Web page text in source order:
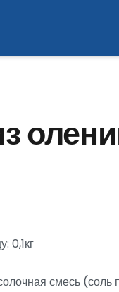
0,1кг
смесь